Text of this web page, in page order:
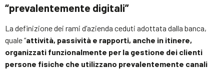
“prevalentemente digitali”
La definizione dei rami d’azienda ceduti adottata dalla banca,
quale “attività, passività e rapporti, anche in itinere,
organizzati funzionalmente per la gestione dei clienti
persone fisiche che utilizzano prevalentemente canali